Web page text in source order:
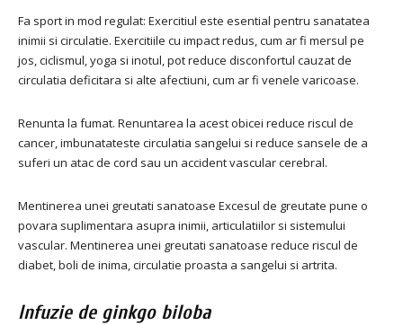
Fa sport in mod regulat: Exercitiul este esential pentru sanatatea
inimii si circulatie. Exercitiile cu impact redus, cum ar fi mersul pe
jos, ciclismul, yoga si inotul, pot reduce disconfortul cauzat de
circulatia deficitara si alte afectiuni, cum ar fi venele varicoase.
Renunta la fumat. Renuntarea la acest obicei reduce riscul de
cancer, imbunatateste circulatia sangelui si reduce sansele de a
suferi un atac de cord sau un accident vascular cerebral.
Mentinerea unei greutati sanatoase Excesul de greutate pune o
povara suplimentara asupra inimii, articulatiilor si sistemului
vascular. Mentinerea unei greutati sanatoase reduce riscul de
diabet, boli de inima, circulatie proasta a sangelui si artrita.
Infuzie de ginkgo biloba